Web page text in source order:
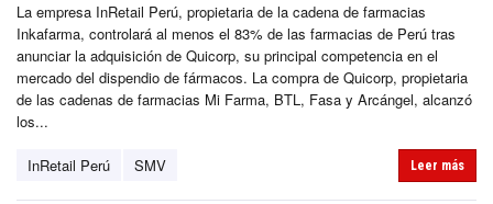
La empresa InRetail Perú, propietaria de la cadena de farmacias
Inkafarma, controlará al menos el 83% de las farmacias de Perú tras
anunciar la adquisición de Quicorp, su principal competencia en el
mercado del dispendio de fármacos. La compra de Quicorp, propietaria
de las cadenas de farmacias Mi Farma, BTL, Fasa y Arcángel, alcanzó
los...
InRetail Perú SMV Leer más